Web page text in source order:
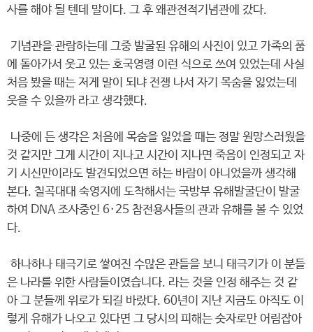
사를 해야 될 텐데 말이다. 그 후 왜관전적기념관에 갔다.
기념관을 관람하는데 그중 발굴된 유해의 사진이 있고 가족의 품
에 돌아가서 웃고 있는 호국영령 이런 식으로 쓰여 있었는데 사실
처음 봤을 때는 저게 말이 되냐 전쟁 나서 자기 목숨을 잃었는데
웃을 수 있을까 라고 생각했다.
나중에 든 생각은 처음에 목숨을 잃었을 때는 정말 원망스러웠을
것 같지만 그게 시간이 지나고 시간이 지나면 죽음이 인정되고 자
기 시신만이라도 발견되었으면 하는 바람이 아니었을까 생각해
본다. 칠곡대대 숙영지에 도착해서는 국방부 유해발굴단이 발굴
하여 DNA 조사중인 6·25 참전용사들의 관과 유해를 볼 수 있었
다.
하나하나 태극기로 쌓여진 수많은 관들을 보니 태극기가 이 분들
은 나라를 위한 사람들이였습니다. 라는 것을 인정 해주는 것 같
아 그 분들께 위로가 되길 바랐다. 60년이 지난 지금도 아직도 이
렇게 유해가 나오고 있다면 그 당시의 피해는 숫자로만 어림잡아